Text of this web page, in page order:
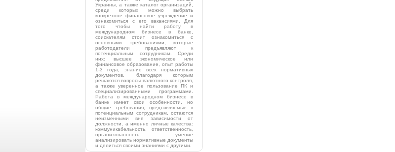
Украины, а также каталог организаций,
среди которых можно выбрать
конкретное финансовое учреждение и
ознакомиться с его вакансиями. Для
того чтобы найти работу в
международном бизнесе в банке,
соискателям стоит ознакомиться с
основными требованиями, которые
работодатели предъявляют к
потенциальным сотрудникам. Среди
них: высшее экономическое или
финансовое образование, опыт работы
1-3 года, знание всех нормативных
документов, благодаря которым
решаются вопросы валютного контроля,
а также уверенное пользование ПК и
специализированными программами.
Работа в международном бизнесе в
банке имеет свои особенности, но
общие требования, предъявляемые к
потенциальным сотрудникам, остаются
неизменными вне зависимости от
должности, а именно личные качества:
коммуникабельность, ответственность,
организованность, умение
анализировать нормативные документы
и делиться своими знаниями с другими.